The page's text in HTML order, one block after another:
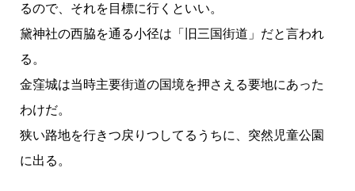
るので、それを目標に行くといい。
黛神社の西脇を通る小径は「旧三国街道」だと言われ
る。
金窪城は当時主要街道の国境を押さえる要地にあった
わけだ。
狭い路地を行きつ戻りつしてるうちに、突然児童公園
に出る。